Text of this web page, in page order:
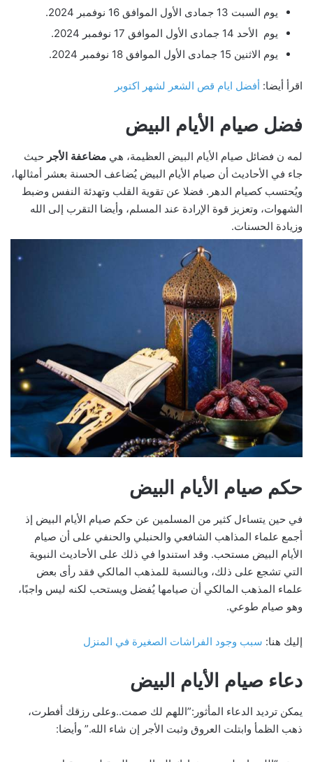
يوم السبت 13 جمادى الأول الموافق 16 نوفمبر 2024.
يوم الأحد 14 جمادى الأول الموافق 17 نوفمبر 2024.
يوم الاثنين 15 جمادى الأول الموافق 18 نوفمبر 2024.
اقرأ أيضا: أفضل ايام قص الشعر لشهر اكتوبر
فضل صيام الأيام البيض
لمه ن فضائل صيام الأيام البيض العظيمة، هي مضاعفة الأجر حيث
جاء في الأحاديث أن صيام الأيام البيض يُضاعف الحسنة بعشر أمثالها،
ويُحتسب كصيام الدهر. فضلا عن تقوية القلب وتهدئة النفس وضبط
الشهوات، وتعزيز قوة الإرادة عند المسلم، وأيضا التقرب إلى الله
وزيادة الحسنات.
حكم صيام الأيام البيض
في حين يتساءل كثير من المسلمين عن حكم صيام الأيام البيض إذ
أجمع علماء المذاهب الشافعي والحنبلي والحنفي على أن صيام
الأيام البيض مستحب. وقد استندوا في ذلك على الأحاديث النبوية
التي تشجع على ذلك، وبالنسبة للمذهب المالكي فقد رأى بعض
علماء المذهب المالكي أن صيامها يُفضل ويستحب لكنه ليس واجبًا،
وهو صيام طوعي.
إليك هنا: سبب وجود الفراشات الصغيرة في المنزل
دعاء صيام الأيام البيض
يمكن ترديد الدعاء المأثور:”اللهم لك صمت..وعلى رزقك أفطرت،
ذهب الظمأ وابتلت العروق وثبت الأجر إن شاء الله.” وأيضا: